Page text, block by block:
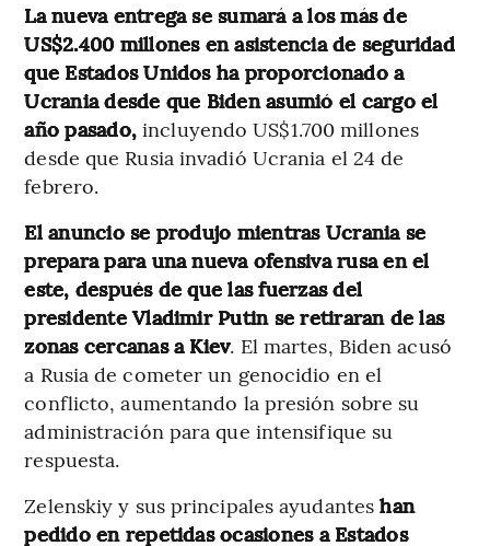
La nueva entrega se sumará a los más de
US$2.400 millones en asistencia de seguridad
que Estados Unidos ha proporcionado a
Ucrania desde que Biden asumió el cargo el
año pasado, incluyendo US$1.700 millones
desde que Rusia invadió Ucrania el 24 de
febrero.
El anuncio se produjo mientras Ucrania se
prepara para una nueva ofensiva rusa en el
este, después de que las fuerzas del
presidente Vladimir Putin se retiraran de las
zonas cercanas a Kiev. El martes, Biden acusó
a Rusia de cometer un genocidio en el
conflicto, aumentando la presión sobre su
administración para que intensifique su
respuesta.
Zelenskiy y sus principales ayudantes han
pedido en repetidas ocasiones a Estados